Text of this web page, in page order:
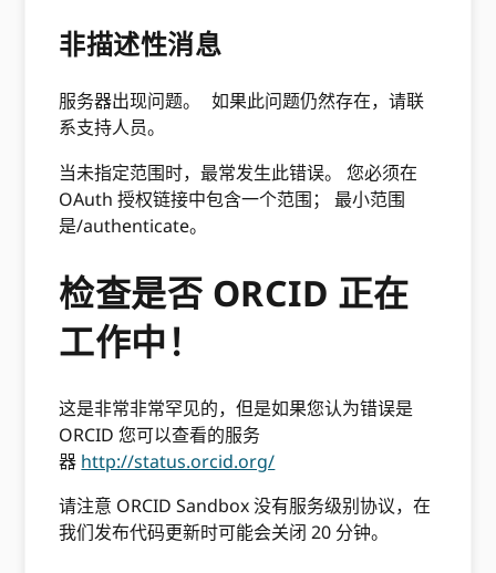
非描述性消息
服务器出现问题。 如果此问题仍然存在，请联
系支持人员。
当未指定范围时，最常发生此错误。 您必须在
OAuth 授权链接中包含一个范围； 最小范围
是/authenticate。
检查是否 ORCID 正在
工作中！
这是非常非常罕见的，但是如果您认为错误是
ORCID 您可以查看的服务
器 http://status.orcid.org/
请注意 ORCID Sandbox 没有服务级别协议，在
我们发布代码更新时可能会关闭 20 分钟。